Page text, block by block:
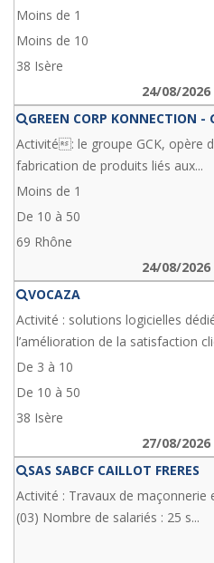
Moins de 1
Moins de 10
38 Isère
24/08/
GREEN CORP KONNECTION -
Activité: le groupe GCK, opère
fabrication de produits liés aux...
Moins de 1
De 10 à 50
69 Rhône
24/08/
VOCAZA
Activité : solutions logicielles
l’amélioration de la satisfaction
De 3 à 10
De 10 à 50
38 Isère
27/08/
SAS SABCF CAILLOT FRERES
Activité : Travaux de maçonnerie
(03) Nombre de salariés : 25 s...